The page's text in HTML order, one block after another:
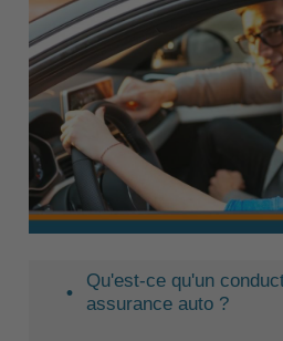
Qu'est-ce qu'un
assurance auto ?